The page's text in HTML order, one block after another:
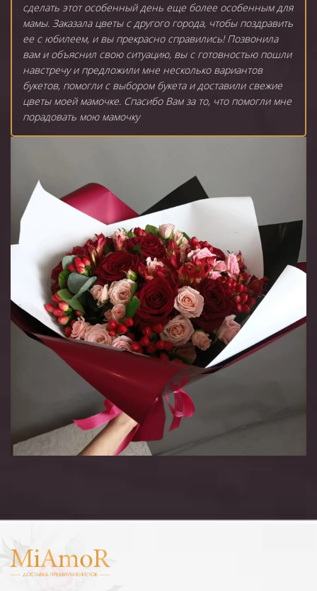
сделать этот особенный день еще более особенным для
мамы. Заказала цветы с другого города, чтобы поздравить
ее с юбилеем, и вы прекрасно справились! Позвонила
вам и объяснил свою ситуацию, вы с готовностью пошли
навстречу и предложили мне несколько вариантов
букетов, помогли с выбором букета и доставили свежие
цветы моей мамочке. Спасибо Вам за то, что помогли мне
порадовать мою мамочку